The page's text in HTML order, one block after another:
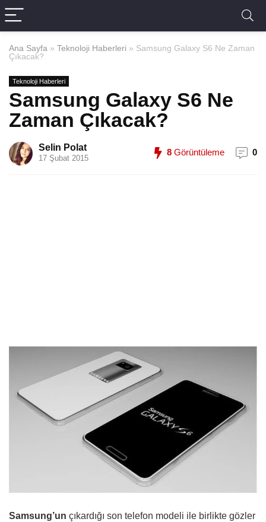
Ana Sayfa » Teknoloji Haberleri » Samsung Galaxy S6 Ne Zaman
Çıkacak?
Teknoloji Haberleri
Samsung Galaxy S6 Ne
Zaman Çıkacak?
Selin Polat
17 Şubat 2015
8 Görüntüleme 0
Samsung’un çıkardığı son telefon modeli ile birlikte gözler